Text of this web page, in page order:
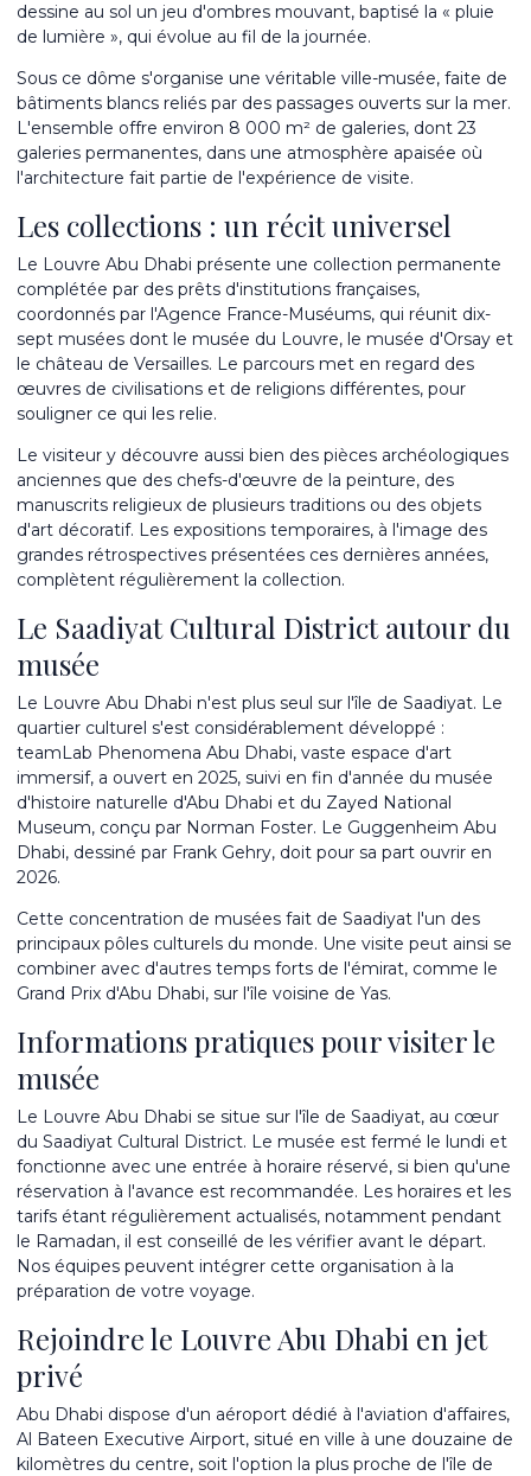
dessine au sol un jeu d'ombres mouvant, baptisé la « pluie
de lumière », qui évolue au fil de la journée.
Sous ce dôme s'organise une véritable ville-musée, faite de
bâtiments blancs reliés par des passages ouverts sur la mer.
L'ensemble offre environ 8 000 m² de galeries, dont 23
galeries permanentes, dans une atmosphère apaisée où
l'architecture fait partie de l'expérience de visite.
Les collections : un récit universel
Le Louvre Abu Dhabi présente une collection permanente
complétée par des prêts d'institutions françaises,
coordonnés par l'Agence France-Muséums, qui réunit dix-
sept musées dont le musée du Louvre, le musée d'Orsay et
le château de Versailles. Le parcours met en regard des
œuvres de civilisations et de religions différentes, pour
souligner ce qui les relie.
Le visiteur y découvre aussi bien des pièces archéologiques
anciennes que des chefs-d'œuvre de la peinture, des
manuscrits religieux de plusieurs traditions ou des objets
d'art décoratif. Les expositions temporaires, à l'image des
grandes rétrospectives présentées ces dernières années,
complètent régulièrement la collection.
Le Saadiyat Cultural District autour du
musée
Le Louvre Abu Dhabi n'est plus seul sur l'île de Saadiyat. Le
quartier culturel s'est considérablement développé :
teamLab Phenomena Abu Dhabi, vaste espace d'art
immersif, a ouvert en 2025, suivi en fin d'année du musée
d'histoire naturelle d'Abu Dhabi et du Zayed National
Museum, conçu par Norman Foster. Le Guggenheim Abu
Dhabi, dessiné par Frank Gehry, doit pour sa part ouvrir en
2026.
Cette concentration de musées fait de Saadiyat l'un des
principaux pôles culturels du monde. Une visite peut ainsi se
combiner avec d'autres temps forts de l'émirat, comme le
Grand Prix d'Abu Dhabi, sur l'île voisine de Yas.
Informations pratiques pour visiter le
musée
Le Louvre Abu Dhabi se situe sur l'île de Saadiyat, au cœur
du Saadiyat Cultural District. Le musée est fermé le lundi et
fonctionne avec une entrée à horaire réservé, si bien qu'une
réservation à l'avance est recommandée. Les horaires et les
tarifs étant régulièrement actualisés, notamment pendant
le Ramadan, il est conseillé de les vérifier avant le départ.
Nos équipes peuvent intégrer cette organisation à la
préparation de votre voyage.
Rejoindre le Louvre Abu Dhabi en jet
privé
Abu Dhabi dispose d'un aéroport dédié à l'aviation d'affaires,
Al Bateen Executive Airport, situé en ville à une douzaine de
kilomètres du centre, soit l'option la plus proche de l'île de